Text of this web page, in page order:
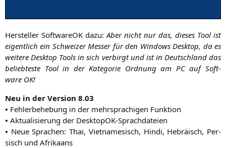
Her­stel­ler Soft­wareOK dazu: Aber nicht nur das, die­ses Tool ist
eigent­lich ein Schwei­zer Mes­ser für den Win­dows Desk­top, da es
wei­te­re Desk­top Tools in sich ver­birgt und ist in Deutsch­land das
belieb­tes­te Tool in der Kate­go­rie Ord­nung am PCauf Soft­
ware OK!
Neu in der Ver­si­on 8.03
• Feh­ler­be­he­bung in der mehr­spra­chi­gen Funktion
• Aktua­li­sie­rung der DesktopOK-Sprachdateien
• Neue Spra­chen: Thai, Viet­na­me­sisch, Hin­di, Hebrä­isch, Per­
sisch und Afrikaans